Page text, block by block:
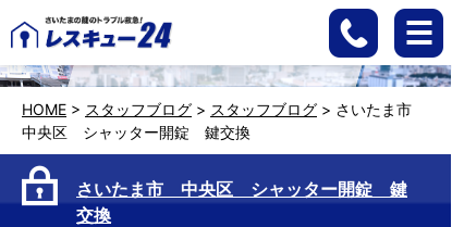
HOME > スタッフブログ > スタッフブログ > さいたま市
中央区 シャッター開錠 鍵交換
さいたま市 中央区 シャッター開錠 鍵
交換